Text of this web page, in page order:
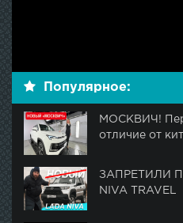
Популярное:
МОСКВИЧ!
отличие от
ЗАПРЕТИЛИ
NIVA TRAVEL